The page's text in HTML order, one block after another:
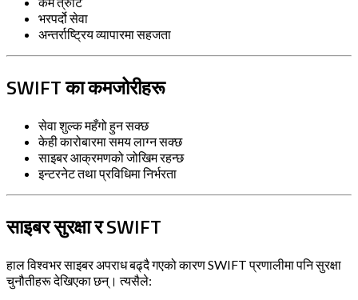
भरपर्दो सेवा
अन्तर्राष्ट्रिय व्यापारमा सहजता
SWIFT का कमजोरीहरू
सेवा शुल्क महँगो हुन सक्छ
केही कारोबारमा समय लाग्न सक्छ
साइबर आक्रमणको जोखिम रहन्छ
इन्टरनेट तथा प्रविधिमा निर्भरता
साइबर सुरक्षा र SWIFT
हाल विश्वभर साइबर अपराध बढ्दै गएको कारण SWIFT प्रणालीमा पनि सुरक्षा
चुनौतीहरू देखिएका छन्। त्यसैले: